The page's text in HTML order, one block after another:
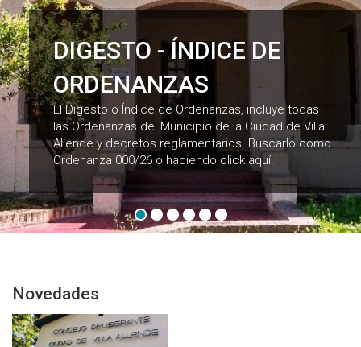
DIGESTO - ÍNDICE DE
ORDENANZAS
El Digesto o Índice de Ordenanzas, incluye todas
las Ordenanzas del Municipio de la Ciudad de Villa
Allende y decretos reglamentarios. Buscarlo como
Ordenanza 000/26 o haciendo click aquí.
Novedades